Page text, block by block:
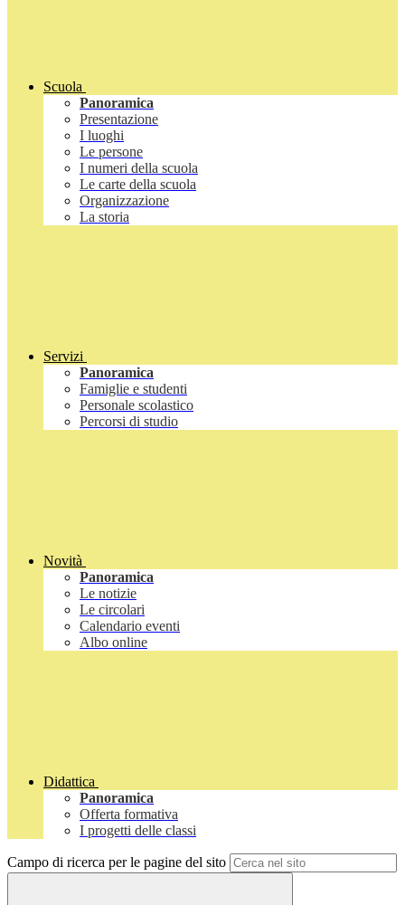
Scuola
Panoramica
Presentazione
I luoghi
Le persone
I numeri della scuola
Le carte della scuola
Organizzazione
La storia
Servizi
Panoramica
Famiglie e studenti
Personale scolastico
Percorsi di studio
Novità
Panoramica
Le notizie
Le circolari
Calendario eventi
Albo online
Didattica
Panoramica
Offerta formativa
I progetti delle classi
Campo di ricerca per le pagine del sito